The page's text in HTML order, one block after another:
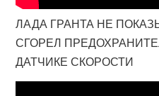
ЛАДА ГРАНТА НЕ
СГОРЕЛ
ДАТЧИКЕ СКОРОСТИ